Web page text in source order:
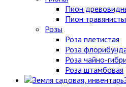
Пион
Пион
Розы
Роза плетистая
Роза
Роза чайно-
Роза штамбовая